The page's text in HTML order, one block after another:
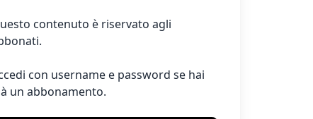
contenuto è riservato agli
con username e password se hai
un abbonamento.